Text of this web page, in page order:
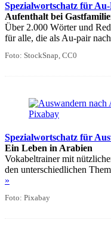
Spezialwortschatz für
Aufenthalt bei
Über 2.000 Wörter und
für alle, die als Au-pair
Foto: StockSnap, CC0
Spezialwortschatz für
Ein Leben in Arabien
Vokabeltrainer mit
den unterschiedlichen
»
Foto: Pixabay